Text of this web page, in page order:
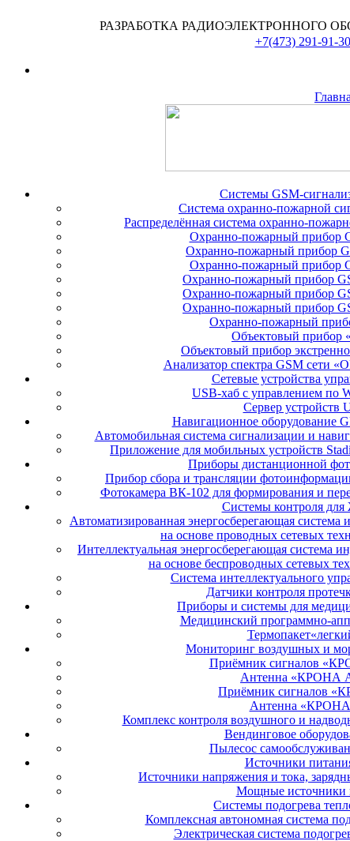
РАЗРАБОТКА РАДИОЭЛЕКТРОННОГО
+7(473) 291-91-30
Системы GSM-
Система охранно-пожарной
Распределённая система охранно-
Охранно-пожарный прибор
Охранно-пожарный прибор
Охранно-пожарный прибор
Охранно-пожарный прибор
Охранно-пожарный прибор
Охранно-пожарный прибор
Охранно-пожарный
Объектовый прибор
Объектовый прибор
Анализатор спектра GSM сети
Сетевые устройства
USB-хаб c управлением по
Сервер устройств
Навигационное оборудование
Автомобильная система сигнализации и
Приложение для мобильных устройств
Приборы дистанционной
Прибор сбора и трансляции
Фотокамера ВК-102 для формирования и
Системы контроля
Автоматизированная энергосберегающая система
на основе проводных сетевых
Интеллектуальная энергосберегающая система
на основе беспроводных сетевых
Система интеллектуального
Датчики контроля
Приборы и системы для
Медицинский программно-
Мониторинг воздушных и
Приёмник сигналов
Антенна «КРОНА
Приёмник сигналов
Антенна
Комплекс контроля воздушного и
Вендинговое
Пылесос
Источники
Источники напряжения и тока,
Мощные источники
Системы подогрева
Комплексная автономная система
Электрическая система